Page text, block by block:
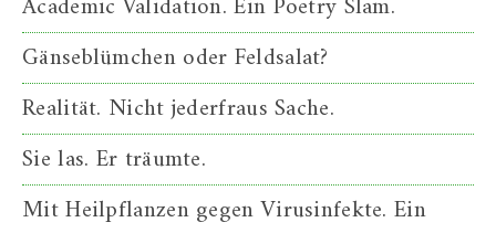
Gänseblümchen oder Feldsalat?
Realität. Nicht jederfraus Sache.
Sie las. Er träumte.
Mit Heilpflanzen gegen Virusinfekte. Ein